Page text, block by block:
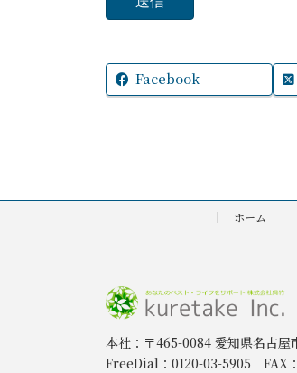
Facebook
ホーム
本社：〒465-0084 愛知県名古屋
FreeDial：0120-03-5905 FAX